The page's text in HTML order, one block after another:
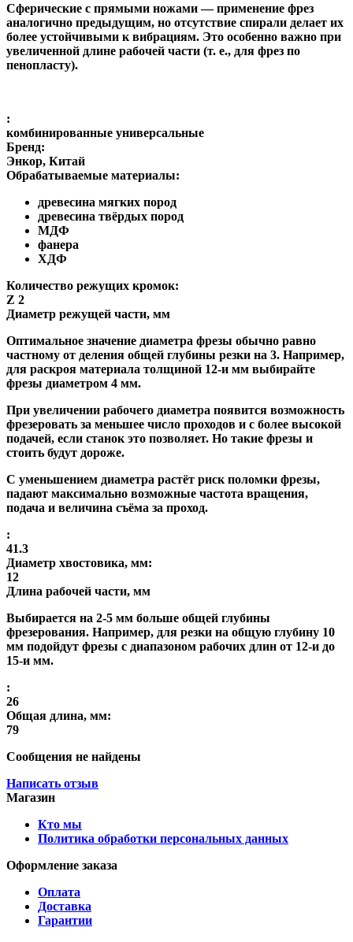
Сферические с прямыми ножами— применение фрез
аналогично предыдущим, но отсутствие спирали делает их
более устойчивыми к вибрациям. Это особенно важно при
увеличенной длине рабочей части (т. е., для фрез по
пенопласту).
:
комбинированные универсальные
Бренд:
Энкор, Китай
Обрабатываемые материалы:
древесина мягких пород
древесина твёрдых пород
МДФ
фанера
ХДФ
Количество режущих кромок:
Z 2
Диаметр режущей части, мм
Оптимальное значение диаметра фрезы обычно равно
частному от деления общей глубины резки на 3. Например,
для раскроя материала толщиной 12-и мм выбирайте
фрезы диаметром 4 мм.
При увеличении рабочего диаметра появится возможность
фрезеровать за меньшее число проходов и с более высокой
подачей, если станок это позволяет. Но такие фрезы и
стоить будут дороже.
С уменьшением диаметра растёт риск поломки фрезы,
падают максимально возможные частота вращения,
подача и величина съёма за проход.
:
41.3
Диаметр хвостовика, мм:
12
Длина рабочей части, мм
Выбирается на 2-5 мм больше общей глубины
фрезерования. Например, для резки на общую глубину 10
мм подойдут фрезы с диапазоном рабочих длин от 12-и до
15-и мм.
:
26
Общая длина, мм:
79
Сообщения не найдены
Написать отзыв
Магазин
Кто мы
Политика обработки персональных данных
Оформление заказа
Оплата
Доставка
Гарантии